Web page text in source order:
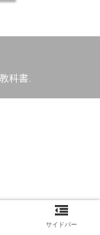
科書.
サイドバー